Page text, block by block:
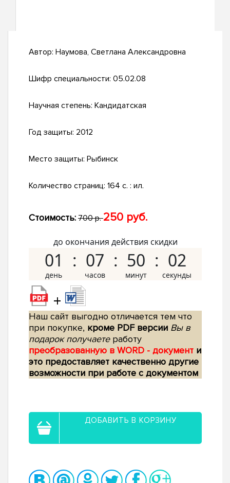
Автор: Наумова, Светлана Александровна
Шифр специальности: 05.02.08
Научная степень: Кандидатская
Год защиты: 2012
Место защиты: Рыбинск
Количество страниц: 164 с. : ил.
Стоимость: 700 р.250 руб.
до окончания действия скидки
01 07 50 01
+
Наш сайт выгодно отличается тем что
при покупке, кроме PDF версии Вы в
подарок получаетеработу
преобразованную в WORD - документ и
это предоставляет качественно другие
возможности при работе с документом
ДОБАВИТЬ В КОРЗИНУ